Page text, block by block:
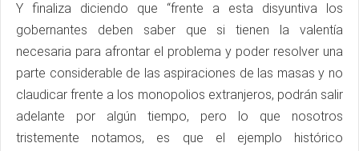
Y finaliza diciendo que “frente a esta disyuntiva los
gobernantes deben saber que si tienen la valentía
necesaria para afrontar el problema y poder resolver una
parte considerable de las aspiraciones de las masas y no
claudicar frente a los monopolios extranjeros, podrán salir
adelante por algún tiempo, pero lo que nosotros
tristemente notamos, es que el ejemplo histórico